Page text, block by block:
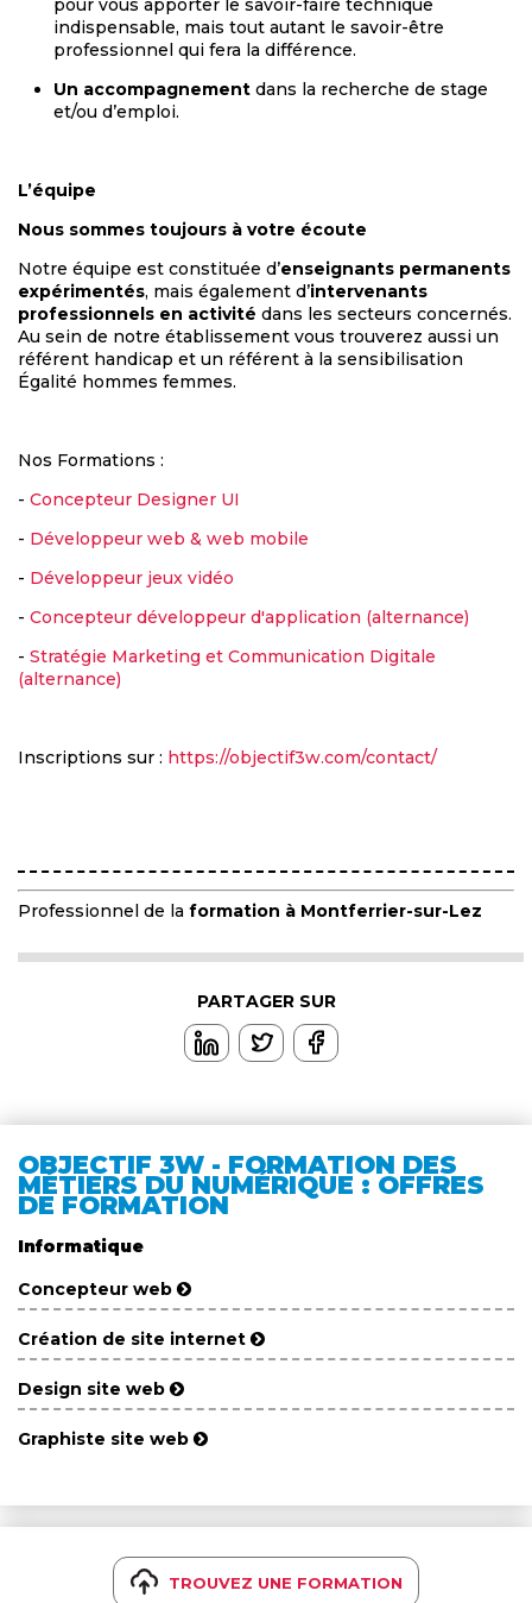
pour vous apporter le savoir-faire technique
indispensable, mais tout autant le savoir-être
professionnel qui fera la différence.
Un accompagnement dans la recherche de stage
et/ou d’emploi.
L’équipe
Nous sommes toujours à votre écoute
Notre équipe est constituée d’enseignants permanents
expérimentés, mais également d’intervenants
professionnels en activité dans les secteurs concernés.
Au sein de notre établissement vous trouverez aussi un
référent handicap et un référent à la sensibilisation
Égalité hommes femmes.
Nos Formations :
- Concepteur Designer UI
- Développeur web & web mobile
- Développeur jeux vidéo
- Concepteur développeur d'application (alternance)
- Stratégie Marketing et Communication Digitale
(alternance)
Inscriptions sur : https://objectif3w.com/contact/
Professionnel de la formation à Montferrier-sur-Lez
PARTAGER SUR
OBJECTIF 3W - FORMATION DES
MÉTIERS DU NUMÉRIQUE : OFFRES
DE FORMATION
Informatique
Concepteur web
Création de site internet
Design site web
Graphiste site web
TROUVEZ UNE FORMATION